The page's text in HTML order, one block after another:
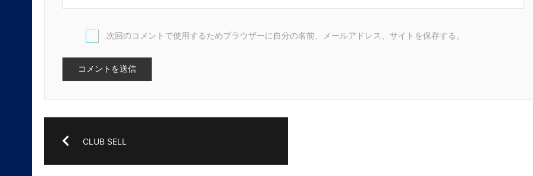
次回のコメントで使用するためブラウザーに自分の名前、メールアドレス、サイトを保存する。
CLUB SELL